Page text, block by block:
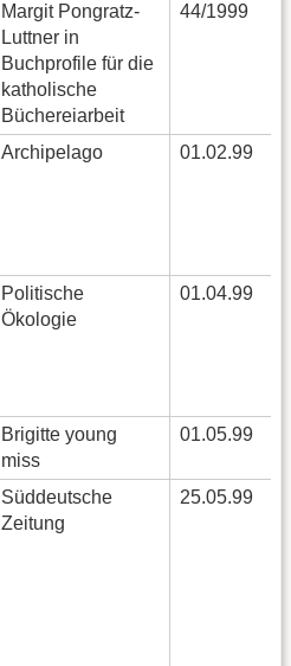
Margit Pongratz-
Luttner in
Buchprofile für die
katholische
Büchereiarbeit
44/1999
Archipelago 01.02.99
Politische
Ökologie
01.04.99
Brigitte young
miss
01.05.99
Süddeutsche
Zeitung
25.05.99